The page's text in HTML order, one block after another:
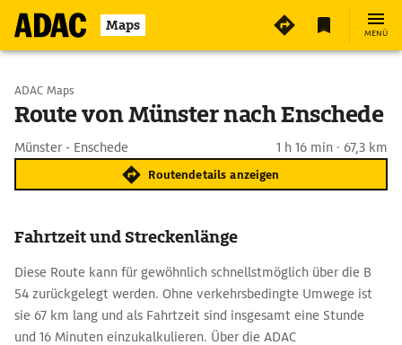
Maps MENÜ
Start wählen
ADAC Maps
Route von Münster nach Enschede
Münster - Enschede 1 h 16 min · 67,3 km
Routendetails anzeigen
Fahrtzeit und Streckenlänge
Diese Route kann für gewöhnlich schnellstmöglich über die B
54 zurückgelegt werden. Ohne verkehrsbedingte Umwege ist
sie 67 km lang und als Fahrtzeit sind insgesamt eine Stunde
und 16 Minuten einzukalkulieren. Über die ADAC